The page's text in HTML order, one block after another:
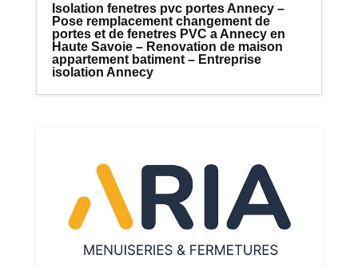
Isolation fenetres pvc portes Annecy –
Pose remplacement changement de
portes et de fenetres PVC a Annecy en
Haute Savoie – Renovation de maison
appartement batiment – Entreprise
isolation Annecy